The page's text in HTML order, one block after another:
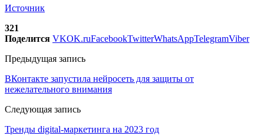
Источник
321
Поделится VKOK.ruFacebookTwitterWhatsAppTelegramViber
Предыдущая запись
ВКонтакте запустила нейросеть для защиты от
нежелательного внимания
Следующая запись
Тренды digital-маркетинга на 2023 год